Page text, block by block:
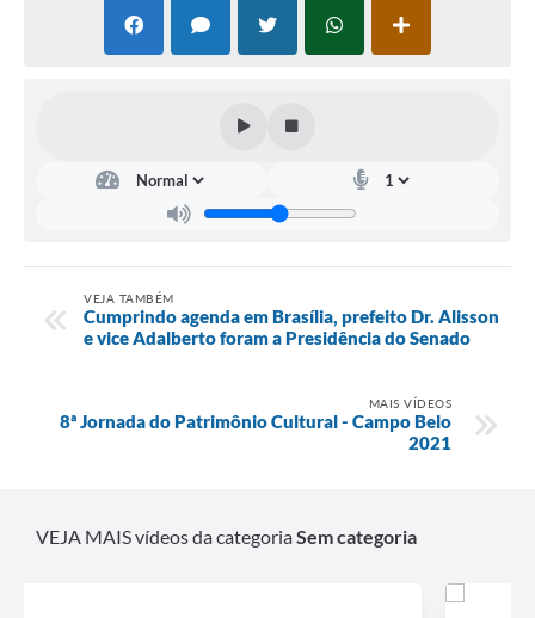
VEJA TAMBÉM
Cumprindo agenda em Brasília, prefeito Dr. Alisson
e vice Adalberto foram a Presidência do Senado
MAIS VÍDEOS
8ª Jornada do Patrimônio Cultural - Campo Belo
2021
VEJA MAIS vídeos da categoriaSem categoria